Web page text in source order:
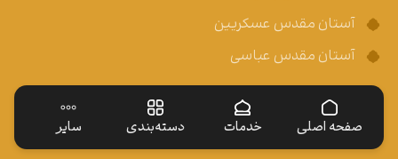
صفحه اصلی خدمات دسته‌بندی سایر
آستان مقدس عسکریین
آستان مقدس عباسی